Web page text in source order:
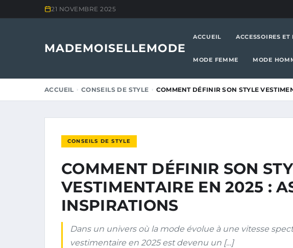
21 NOVEMBRE 2025
MADEMOISELLEMODE
ACCUEIL ACCESSOIRES
MODE FEMME MODE
ACCUEIL CONSEILS DE STYLE COMMENT DÉFINIR SON STYLE
CONSEILS DE STYLE
COMMENT DÉFINIR SON
VESTIMENTAIRE EN 2025 :
INSPIRATIONS
Dans un univers où la mode évolue à une vitesse
vestimentaire en 2025 est devenu un […]